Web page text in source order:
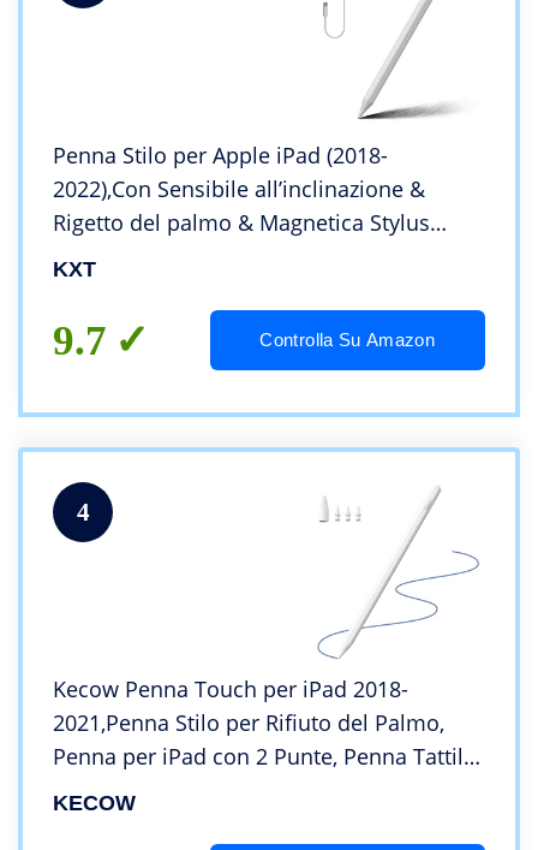
Penna Stilo per Apple iPad (2018-
2022),Con Sensibile all’inclinazione &
Rigetto del palmo & Magnetica Stylus
Pencil, Compatibile iPad 6/7/8/9a
5/6,Pen Digitale
KXT
9.7 Controlla Su Amazon
4
Kecow Penna Touch per iPad 2018-
2021,Penna Stilo per Rifiuto del Palmo,
Penna per iPad con 2 Punte, Penna Tattile
con Funzione di Rilevamento
KECOW